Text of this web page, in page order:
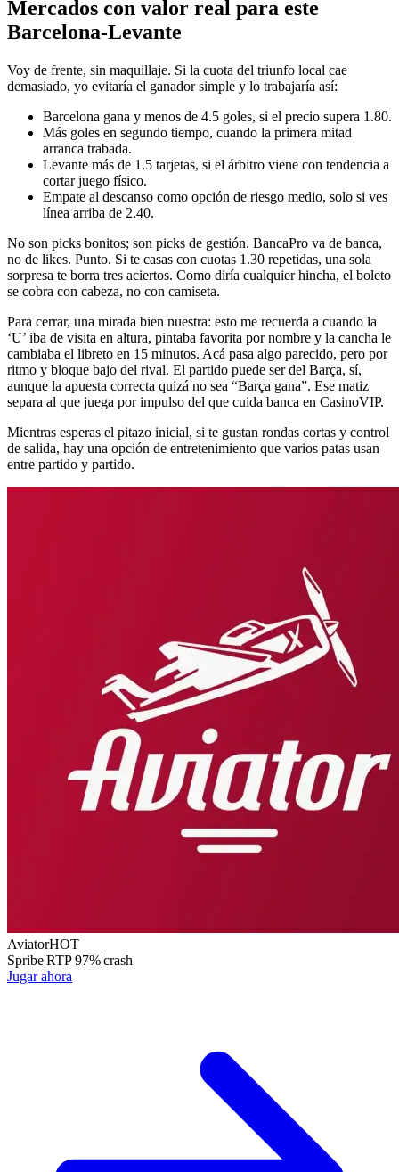
Mercados con valor real para este
Barcelona-Levante
Voy de frente, sin maquillaje. Si la cuota del triunfo local cae
demasiado, yo evitaría el ganador simple y lo trabajaría así:
Barcelona gana y menos de 4.5 goles, si el precio supera 1.80.
Más goles en segundo tiempo, cuando la primera mitad
arranca trabada.
Levante más de 1.5 tarjetas, si el árbitro viene con tendencia a
cortar juego físico.
Empate al descanso como opción de riesgo medio, solo si ves
línea arriba de 2.40.
No son picks bonitos; son picks de gestión. BancaPro va de banca,
no de likes. Punto. Si te casas con cuotas 1.30 repetidas, una sola
sorpresa te borra tres aciertos. Como diría cualquier hincha, el boleto
se cobra con cabeza, no con camiseta.
Para cerrar, una mirada bien nuestra: esto me recuerda a cuando la
‘U’ iba de visita en altura, pintaba favorita por nombre y la cancha le
cambiaba el libreto en 15 minutos. Acá pasa algo parecido, pero por
ritmo y bloque bajo del rival. El partido puede ser del Barça, sí,
aunque la apuesta correcta quizá no sea “Barça gana”. Ese matiz
separa al que juega por impulso del que cuida banca en CasinoVIP.
Mientras esperas el pitazo inicial, si te gustan rondas cortas y control
de salida, hay una opción de entretenimiento que varios patas usan
entre partido y partido.
AviatorHOT
Spribe|RTP97%|crash
Jugar ahora